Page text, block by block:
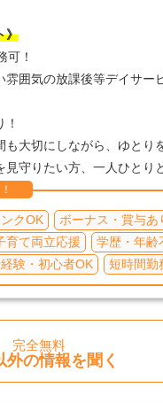
》
可！
雰囲気の放課後等デイサー
も大切にしながら、ゆとり
見守りたい方、一人ひとり
クOK ボーナス・賞与あ
育て両立応援 学歴・年齢
験・初心者OK 短時間勤
完全無料
外の情報を聞く